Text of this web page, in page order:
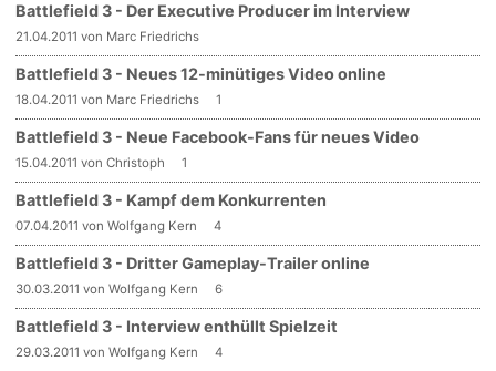
Battlefield 3 - Der Executive Producer im Interview
21.04.2011 von Marc Friedrichs
Battlefield 3 - Neues 12-minütiges Video online
18.04.2011 von Marc Friedrichs 1
Battlefield 3 - Neue Facebook-Fans für neues Video
15.04.2011 von Christoph 1
Battlefield 3 - Kampf dem Konkurrenten
07.04.2011 von Wolfgang Kern 4
Battlefield 3 - Dritter Gameplay-Trailer online
30.03.2011 von Wolfgang Kern 6
Battlefield 3 - Interview enthüllt Spielzeit
29.03.2011 von Wolfgang Kern 4